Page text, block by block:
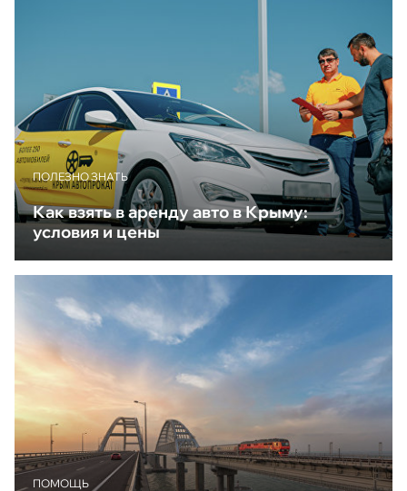
ПОЛЕЗНО ЗНАТЬ
Как взять в аренду авто в Крыму:
условия и цены
ПОМОЩЬ